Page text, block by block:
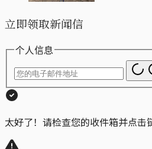
立即领取新闻信
个人信息
太好了！请检查您的收件箱并点击